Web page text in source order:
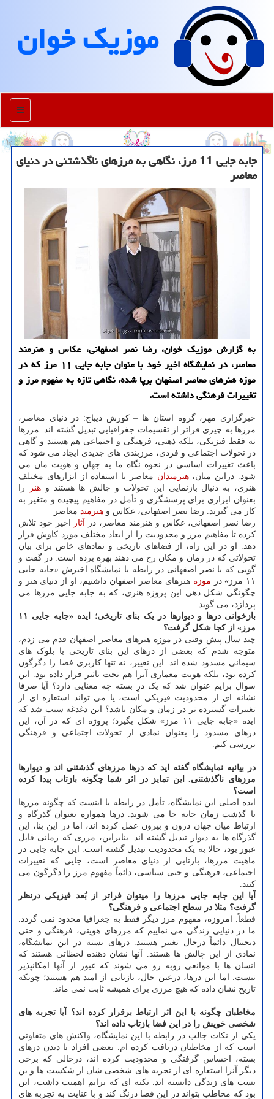
موزیك خوان
منو
جابه جایی 11 مرز، نگاهی به مرزهای ناگذشتنی در دنیای
معاصر
به گزارش موزیک خوان، رضا نصر اصفهانی، عکاس و هنرمند
معاصر، در نمایشگاه اخیر خود با عنوان جابه جایی ۱۱ مرز که در
موزه هنرهای معاصر اصفهان برپا شده، نگاهی تازه به مفهوم مرز و
تغییرات فرهنگی داشته است.
خبرگزاری مهر، گروه استان ها – کورش دیباج: در دنیای معاصر،
مرزها به چیزی فراتر از تقسیمات جغرافیایی تبدیل گشته اند. مرزها
نه فقط فیزیکی، بلکه ذهنی، فرهنگی و اجتماعی هم هستند و گاهی
در تحولات اجتماعی و فردی، مرزبندی های جدیدی ایجاد می شود که
باعث تغییرات اساسی در نحوه نگاه ما به جهان و هویت مان می
شود. دراین میان،هنرمندان معاصر با استفاده از ابزارهای مختلف
هنری، به دنبال بازنمایی این تحولات و چالش ها هستند وهنر
را
بعنوان ابزاری برای پرسشگری و تأمل در مفاهیم پیچیده و متغیر به
کار می گیرند. رضا نصر اصفهانی، عکاس و هنرمند معاصر
رضا نصر اصفهانی، عکاس و هنرمند معاصر، در
آثار
اخیر خود تلاش
کرده تا مفاهیم مرز و محدودیت را از ابعاد مختلف مورد کاوش قرار
دهد. او در این راه، از فضاهای تاریخی و نمادهای خاص برای بیان
تحولاتی که در زمان و مکان رخ می دهند بهره برده است. در گفت و
گویی که با نصر اصفهانی در رابطه با نمایشگاه اخیرش «جابه جایی
۱۱ مرز» در
موزه هنرهای معاصر اصفهان داشتیم، او از دنیای هنر و
چگونگی شکل دهی این پروژه هنری، که به جابه جایی مرزها می
پردازد، می گوید.
بازخوانی درها و دیوارها در یک بنای تاریخی؛ ایده «جابه جایی
مرز» از کجا شکل گرفت؟
چند سال پیش وقتی در موزه هنرهای معاصر اصفهان قدم می زدم،
متوجه شدم که بعضی از درهای این بنای تاریخی با بلوک های
سیمانی مسدود شده اند. این تغییر، نه تنها کاربری فضا را دگرگون
کرده بود، بلکه هویت معماری آنرا هم تحت تاثیر قرار داده بود. این
سوال برایم عنوان شد که یک درِ بسته چه معنایی دارد؟ آیا صرفا
نشانه ای از محدودیت فیزیکی است، یا می تواند استعاره ای از
تغییرات گسترده تر در زمان و مکان باشد؟ این دغدغه سبب شد که
ایده «جابه جایی ۱۱ مرز» شکل بگیرد؛ پروژه ای که در آن، این
درهای مسدود را بعنوان نمادی از تحولات اجتماعی و فرهنگی
بررسی کنم.
در بیانیه نمایشگاه گفته اید که درها مرزهای گذشتنی اند و دیوارها
مرزهای ناگذشتنی. این تمایز در اثر شما چگونه بازتاب پیدا کرده
است؟
ایده اصلی این نمایشگاه، تأمل در رابطه با اینست که چگونه مرزها
با گذشت زمان جابه جا می شوند. درها همواره بعنوان گذرگاه و
ارتباط میان جهان درون و بیرون عمل کرده اند، اما در این بنا، این
گذرگاه ها به دیوار تبدیل گشته اند. بنابراین، مرزی که زمانی قابل
عبور بود، حالا به یک محدودیت تبدیل گشته است. این جابه جایی در
ماهیت مرزها، بازتابی از دنیای معاصر است، جایی که تغییرات
اجتماعی، فرهنگی و حتی سیاسی، دائماً مفهوم مرز را دگرگون می
کنند.
آیا این جابه جایی مرزها را میتوان فراتر از بُعد فیزیکی درنظر
گرفت؟ مثلا در سطح اجتماعی و فرهنگی؟
قطعاً. امروزه، مفهوم مرز دیگر فقط به جغرافیا محدود نمی گردد.
ما در دنیایی زندگی می نماییم که مرزهای هویتی، فرهنگی و حتی
دیجیتال دائماً درحال تغییر هستند. درهای بسته در این نمایشگاه،
نمادی از این چالش ها هستند. آنها نشان دهنده لحظاتی هستند که
انسان ها با موانعی روبه رو می شوند که عبور از آنها امکانپذیر
نیست. اما این درها، درعین حال، بازتابی از امید هم هستند؛ چونکه
تاریخ نشان داده که هیچ مرزی برای همیشه ثابت نمی ماند.
مخاطبان چگونه با این اثر ارتباط برقرار کرده اند؟ آیا تجربه های
شخصی خویش را در این فضا بازتاب داده اند؟
یکی از نکات جالب در رابطه با این نمایشگاه، واکنش های متفاوتی
است که از مخاطبان دریافت کرده ام. بعضی افراد با دیدن درهای
بسته، احساس گرفتگی و محدودیت کرده اند، درحالی که برخی
دیگر آنرا استعاره ای از تجربه های شخصی شان از شکست ها و بن
بست های زندگی دانسته اند. نکته ای که برایم اهمیت داشت، این
بود که مخاطب بتواند در این فضا درنگ کند و با عنایت به تجربه های